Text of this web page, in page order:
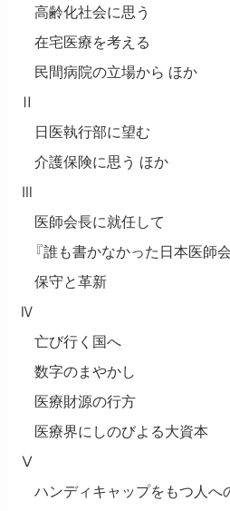
高齢化社会に思う
在宅医療を考える
民間病院の立場から ほか
Ⅱ
日医執行部に望む
介護保険に思う ほか
Ⅲ
医師会長に就任して
『誰も書かなかった日本医師会
保守と革新
Ⅳ
亡び行く国へ
数字のまやかし
医療財源の行方
医療界にしのびよる大資本
Ⅴ
ハンディキャップをもつ人へ